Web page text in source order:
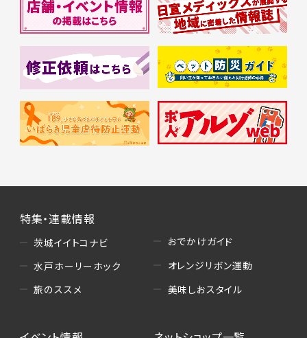
特集・連載情報
茨城イイトコナビ
水戸ホーリーホック
旅のススメ
おでかけガイド
オレンジリボン運動
美味しおスタイル